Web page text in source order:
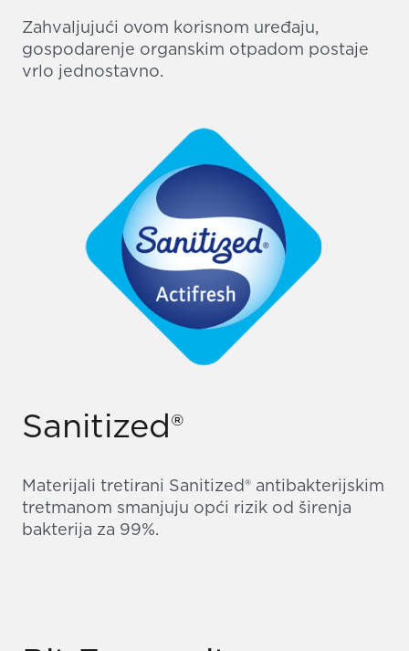
Zahvaljujući ovom korisnom uređaju,
gospodarenje organskim otpadom postaje
vrlo jednostavno.
Sanitized®
Materijali tretirani Sanitized® antibakterijskim
tretmanom smanjuju opći rizik od širenja
bakterija za 99%.